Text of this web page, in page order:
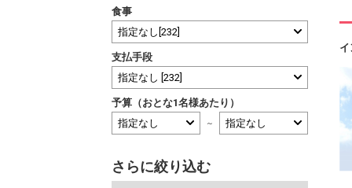
食事
支払手段
予算（おとな1名様あたり）
～
さらに絞り込む